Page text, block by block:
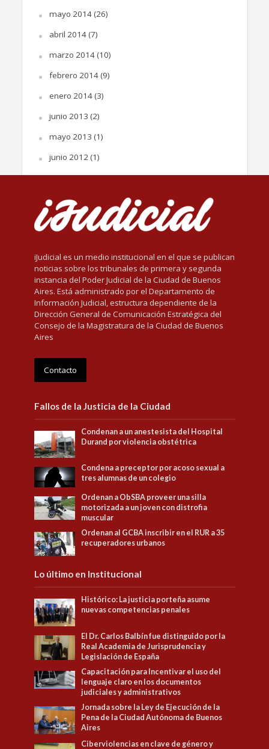
mayo 2014(26)
abril 2014(7)
marzo 2014(10)
febrero 2014(9)
enero 2014(3)
junio 2013 (2)
mayo 2013 (1)
junio 2012 (1)
iJudicial es un medio institucional en el que se publican
noticias sobre los tribunales de primera y segunda
instancia del Poder Judicial de la Ciudad de Buenos
Aires. Está administrado por el Departamento de
Información Judicial, estructura dependiente de la
Dirección General de Comunicación Estratégica del
Consejo de la Magistratura de la Ciudad de Buenos
Aires
Contacto
Fallos de la Justicia de la Ciudad
Condenan a un anestesista del Hospital
Durand por violencia obstétrica
Condena a preceptor por acoso sexual a
tres alumnas de un colegio
Ordenan a ObSBA proveer una silla
motorizada a un joven con distrofia
muscular
Ordenan al GCBA inscribir en el RUR a 35
recuperadores urbanos
Lo último en Institucional
Histórico: La justicia porteña asume
nuevas competencias penales
El Dr. Carlos Balbín fue distinguido por la
Real Academia de Jurisprudencia y
Legislación de España
Capacitación para Incentivar el uso del
lenguaje claro en los documentos
judiciales y administrativos
Jornada sobre la Ley de Ejecución de la
Pena de la Ciudad Autónoma de Buenos
Aires
Ciberviolencias en clave de género y